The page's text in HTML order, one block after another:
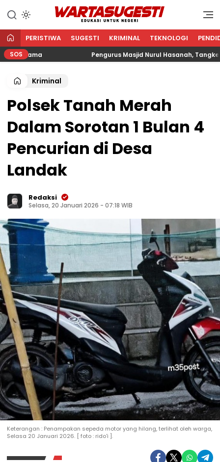
WARTA SUGESTI √ EDUKASI
Edukasi Untuk Negeri
PERISTIWA SUGESTI KRIMINAL TEKNOLOGI
SOS Pengurus Masjid Nurul Hasanah, Tangkerang
Kriminal
Polsek Tanah Merah
Dalam Sorotan 1 Bulan 4
Pencurian di Desa
Landak
Redaksi
Selasa, 20 Januari 2026 - 07:18 WIB
Keterangan : Penampakan sepeda motor yang hilang, terlihat oleh warga,
Selasa 20 Januari 2026. [ foto : rido'i ].